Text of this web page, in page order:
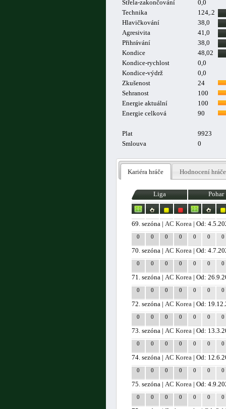
Střela-zakončování
0,0
Technika
124,.2
Hlavičkování
38,0
Agresivita
41,0
Přihrávání
38,0
Kondice
48,02
Kondice-rychlost
0,0
Kondice-výdrž
0,0
Zkušenost
24
Sehranost
100
Energie aktuální
100
Energie celková
90
Plat
9923
Smlouva
0
Kariéra hráče Hodnocení hráče
Liga Pohar
69. sezóna | AC Korea | Od:
0 0 0 0 0 0 0
70. sezóna | AC Korea | Od:
0 0 0 0 0 0 0
71. sezóna | AC Korea | Od:
0 0 0 0 0 0 0
72. sezóna | AC Korea | Od:
0 0 0 0 0 0 0
73. sezóna | AC Korea | Od:
0 0 0 0 0 0 0
74. sezóna | AC Korea | Od:
0 0 0 0 0 0 0
75. sezóna | AC Korea | Od:
0 0 0 0 0 0 0